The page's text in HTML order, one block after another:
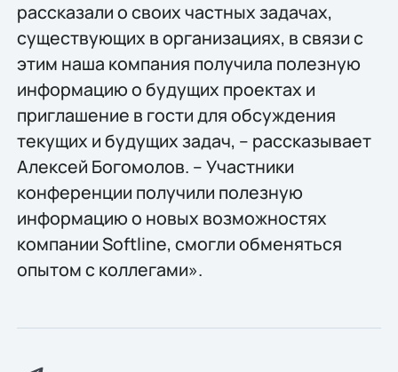
рассказали о своих частных задачах,
существующих в организациях, в связи с
этим наша компания получила полезную
информацию о будущих проектах и
приглашение в гости для обсуждения
текущих и будущих задач, – рассказывает
Алексей Богомолов. – Участники
конференции получили полезную
информацию о новых возможностях
компании Softline, смогли обменяться
опытом с коллегами».